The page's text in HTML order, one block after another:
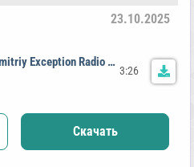
23.10.2025
Даже Не Половина (Dmitriy Exception Radio Edit)
3:26
Скачать